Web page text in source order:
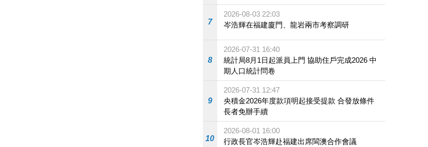
施
7
2026-08-03 22:03
岑浩輝在福建廈門、龍岩兩市考察調研
8
2026-07-31 16:40
統計局8月1日起派員上門 協助住戶完成2026 中
期人口統計問卷
9
2026-07-31 12:47
央積金2026年度款項明起接受提款 合發放條件
長者免辦手續
10
2026-08-01 16:00
行政長官岑浩輝赴福建出席閩澳合作會議